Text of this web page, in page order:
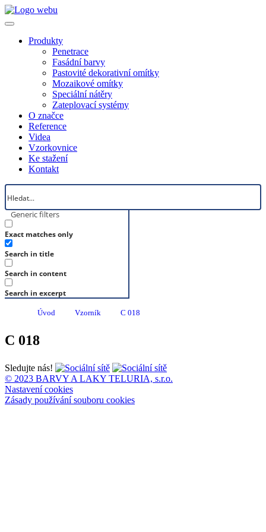
Produkty
Penetrace
Fasádní barvy
Pastovité dekorativní omítky
Mozaikové omítky
Speciální nátěry
Zateplovací systémy
O značce
Reference
Videa
Vzorkovnice
Ke stažení
Kontakt
Generic filters
Exact matches only
Search in title
Search in content
Search in excerpt
Úvod Vzorník C 018
C 018
Sledujte nás!
© 2023 BARVY A LAKY TELURIA, s.r.o.
Nastavení cookies
Zásady používání souboru cookies